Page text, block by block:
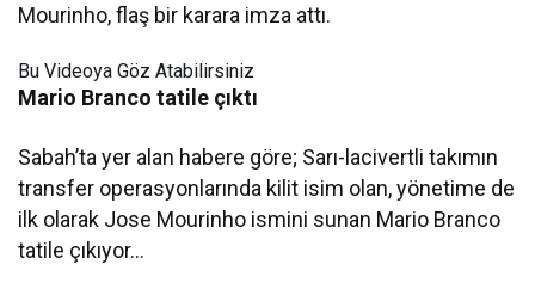
Mourinho, flaş bir karara imza attı.
Bu Videoya Göz Atabilirsiniz
Mario Branco tatile çıktı
Sabah’ta yer alan habere göre; Sarı-lacivertli takımın
transfer operasyonlarında kilit isim olan, yönetime de
ilk olarak Jose Mourinho ismini sunan Mario Branco
tatile çıkıyor…